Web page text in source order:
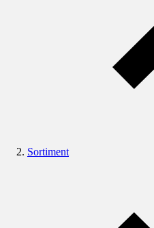
Sortiment